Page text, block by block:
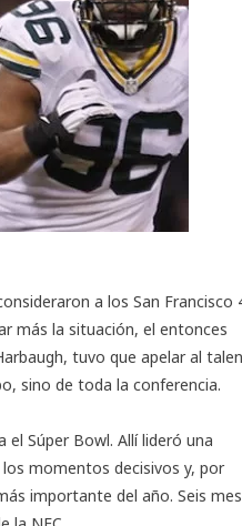
a los San Francisco
más la situación, el entonces
tuvo que apelar al
sino de toda la conferencia.
Súper Bowl. Allí lideró una
momentos decisivos y, por
importante del año. Seis